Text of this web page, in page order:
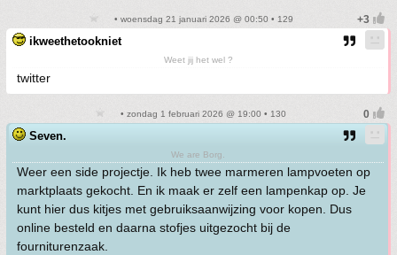
• woensdag 21 januari 2026 @ 00:50 • 129
ikweethetookniet
Weet jij het wel ?
twitter
• zondag 1 februari 2026 @ 19:00 • 130
Seven.
We are Borg.
Weer een side projectje. Ik heb twee marmeren lampvoeten op
marktplaats gekocht. En ik maak er zelf een lampenkap op. Je
kunt hier dus kitjes met gebruiksaanwijzing voor kopen. Dus
online besteld en daarna stofjes uitgezocht bij de
fourniturenzaak.